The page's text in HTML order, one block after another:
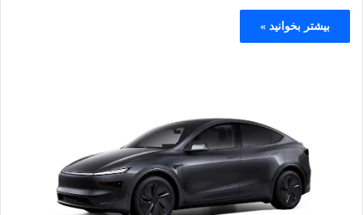
بیشتر بخوانید »